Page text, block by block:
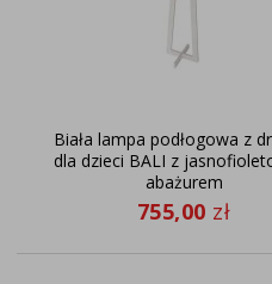
Biała lampa podłogowa z
dla dzieci BALI z
abażurem
755,00 zł